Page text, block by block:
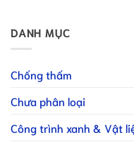
DANH MỤC
Chống thấm
Chưa phân loại
Công trình xanh & Vật